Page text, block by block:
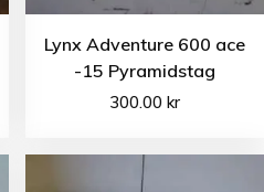
Lynx Adventure 600 ace
-15 Pyramidstag
300.00 kr